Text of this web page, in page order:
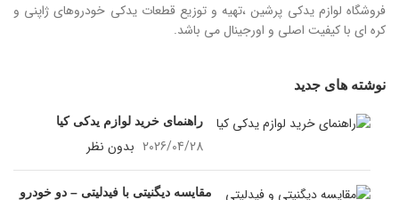
فروشگاه لوازم یدکی پرشین ،تهیه و توزیع قطعات یدکی خودروهای ژاپنی و
کره ای با کیفیت اصلی و اورجینال می باشد.
نوشته های جدید
راهنمای خرید لوازم یدکی کیا
2026/04/28 بدون نظر
مقایسه دیگنیتی با فیدلیتی – دو خودرو